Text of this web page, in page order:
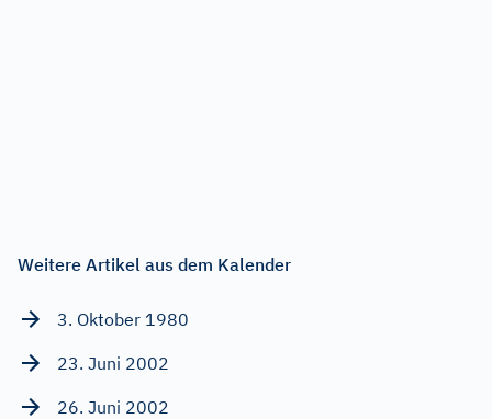
Weitere Artikel aus dem Kalender
3. Oktober 1980
23. Juni 2002
26. Juni 2002